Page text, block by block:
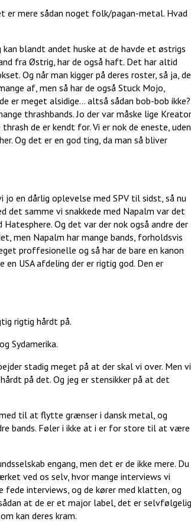
er mere sådan noget folk/pagan-metal. Hvad
kan blandt andet huske at de havde et østrigs
fra Østrig, har de også haft. Det har altid
Og når man kigger på deres roster, så ja, de
af, men så har de også Stuck Mojo,
er meget alsidige... altså sådan bob-bob ikke?
thrashbands. Jo der var måske lige Kreator
de er kendt for. Vi er nok de eneste, uden
Og det er en god ting, da man så bliver
en dårlig oplevelse med SPV til sidst, så nu
det samme vi snakkede med Napalm var det
Og det var der nok også andre der
men Napalm har mange bands, forholdsvis
proffesionelle og så har de bare en kanon
USA afdeling der er rigtig god. Den er
rigtig hårdt på.
Sydamerika.
stadig meget på at der skal vi over. Men vi
på det. Og jeg er stensikker på at det
til at flytte grænser i dansk metal, og
bands. Føler i ikke at i er for store til at være
engang, men det er de ikke mere. Du
ved os selv, hvor mange interviews vi
fede interviews, og de kører med klatten, og
at de er et major label, det er selvfølgelig
kan deres kram.